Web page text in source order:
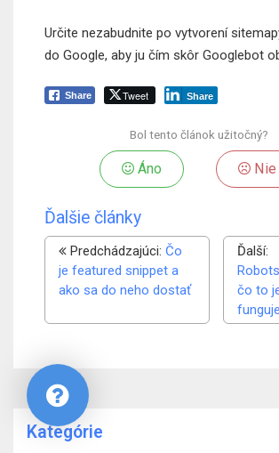
Určite nezabudnite po vytvorení
do Google, aby ju čím skôr Googlebot
Share Tweet Share
Bol tento článok užitočný?
Áno Nie
Ďalšie články
Predchádzajúci: Čo
je featured snippet a
ako sa do neho dostať
Ďalší:
čo to
funguje
Kategórie